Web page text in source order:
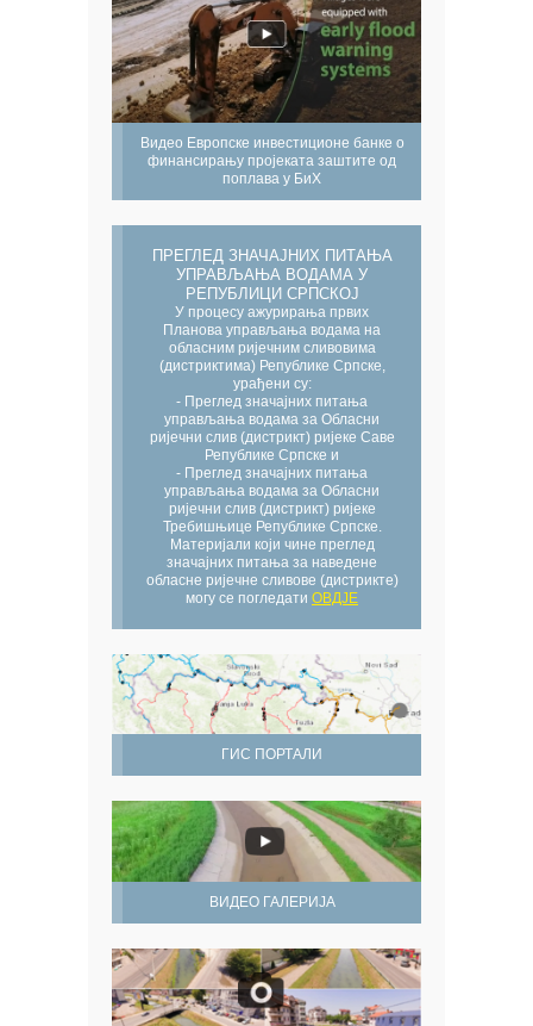
Видео Европске инвестиционе банке о
финансирању пројеката заштите од
поплава у БиХ
ПРЕГЛЕД ЗНАЧАЈНИХ ПИТАЊА
УПРАВЉАЊА ВОДАМА У
РЕПУБЛИЦИ СРПСКОЈ
У процесу ажурирања првих
Планова управљања водама на
обласним ријечним сливовима
(дистриктима) Републике Српске,
урађени су:
- Преглед значајних питања
управљања водама за Обласни
ријечни слив (дистрикт) ријеке Саве
Републике Српске и
- Преглед значајних питања
управљања водама за Обласни
ријечни слив (дистрикт) ријеке
Требишњице Републике Српске.
Материјали који чине преглед
значајних питања за наведене
обласне ријечне сливове (дистрикте)
могу се погледати ОВДЈЕ
ГИС ПОРТАЛИ
ВИДЕО ГАЛЕРИЈА